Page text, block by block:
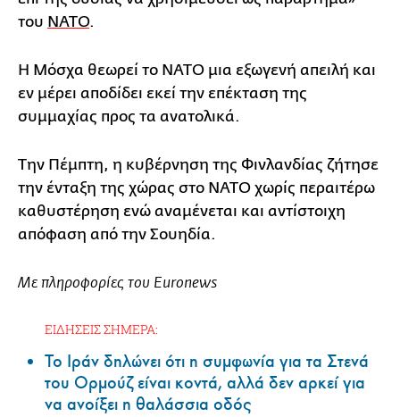
του ΝΑΤΟ.
Η Μόσχα θεωρεί το ΝΑΤΟ μια εξωγενή απειλή και
εν μέρει αποδίδει εκεί την επέκταση της
συμμαχίας προς τα ανατολικά.
Την Πέμπτη, η κυβέρνηση της Φινλανδίας ζήτησε
την ένταξη της χώρας στο ΝΑΤΟ χωρίς περαιτέρω
καθυστέρηση ενώ αναμένεται και αντίστοιχη
απόφαση από την Σουηδία.
Με πληροφορίες του Euronews
ΕΙΔΗΣΕΙΣ ΣΗΜΕΡΑ:
Το Ιράν δηλώνει ότι η συμφωνία για τα Στενά
του Ορμούζ είναι κοντά, αλλά δεν αρκεί για
να ανοίξει η θαλάσσια οδός